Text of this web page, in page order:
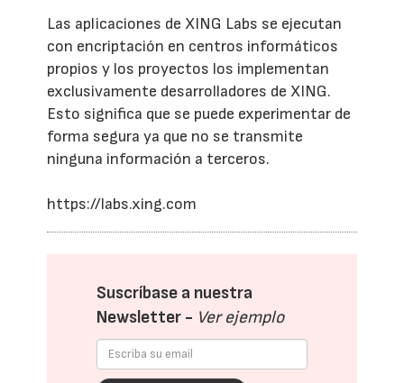
Las aplicaciones de XING Labs se ejecutan
con encriptación en centros informáticos
propios y los proyectos los implementan
exclusivamente desarrolladores de XING.
Esto significa que se puede experimentar de
forma segura ya que no se transmite
ninguna información a terceros.
https://labs.xing.com
Suscríbase a nuestra
Newsletter - Ver ejemplo